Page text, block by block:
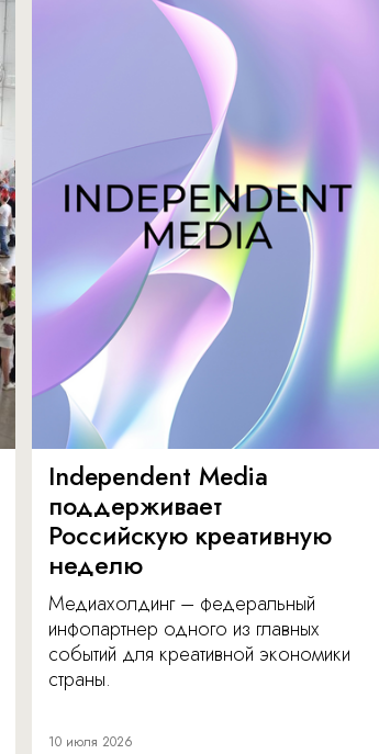
Independent Media
поддерживает
Российскую креативную
неделю
Медиахолдинг – федеральный
инфопартнер одного из главных
событий для креативной экономики
страны.
10 июля 2026